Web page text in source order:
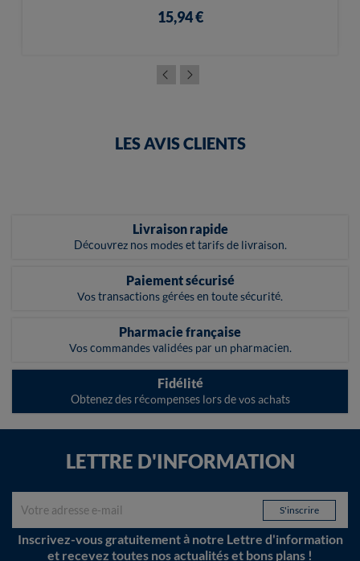
15,94 €
LES AVIS CLIENTS
Livraison rapide
Découvrez nos modes et tarifs de livraison.
Paiement sécurisé
Vos transactions gérées en toute sécurité.
Pharmacie française
Vos commandes validées par un pharmacien.
Fidélité
Obtenez des récompenses lors de vos achats
LETTRE D'INFORMATION
Inscrivez-vous gratuitement à notre Lettre d'information
et recevez toutes nos actualités et bons plans !